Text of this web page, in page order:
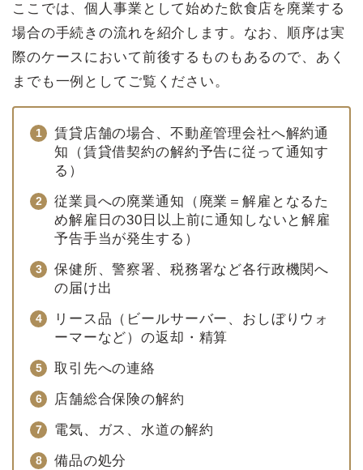
ここでは、個人事業として始めた飲食店を廃業する
場合の手続きの流れを紹介します。なお、順序は実
際のケースにおいて前後するものもあるので、あく
までも一例としてご覧ください。
賃貸店舗の場合、不動産管理会社へ解約通
知（賃貸借契約の解約予告に従って通知す
る）
従業員への廃業通知（廃業＝解雇となるた
め解雇日の30日以上前に通知しないと解雇
予告手当が発生する）
保健所、警察署、税務署など各行政機関へ
の届け出
リース品（ビールサーバー、おしぼりウォ
ーマーなど）の返却・精算
取引先への連絡
店舗総合保険の解約
電気、ガス、水道の解約
備品の処分